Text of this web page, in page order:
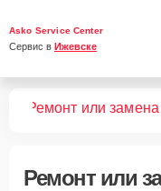
Asko Service Center
Сервис в Ижевске
Ремонт или
Ремонт или